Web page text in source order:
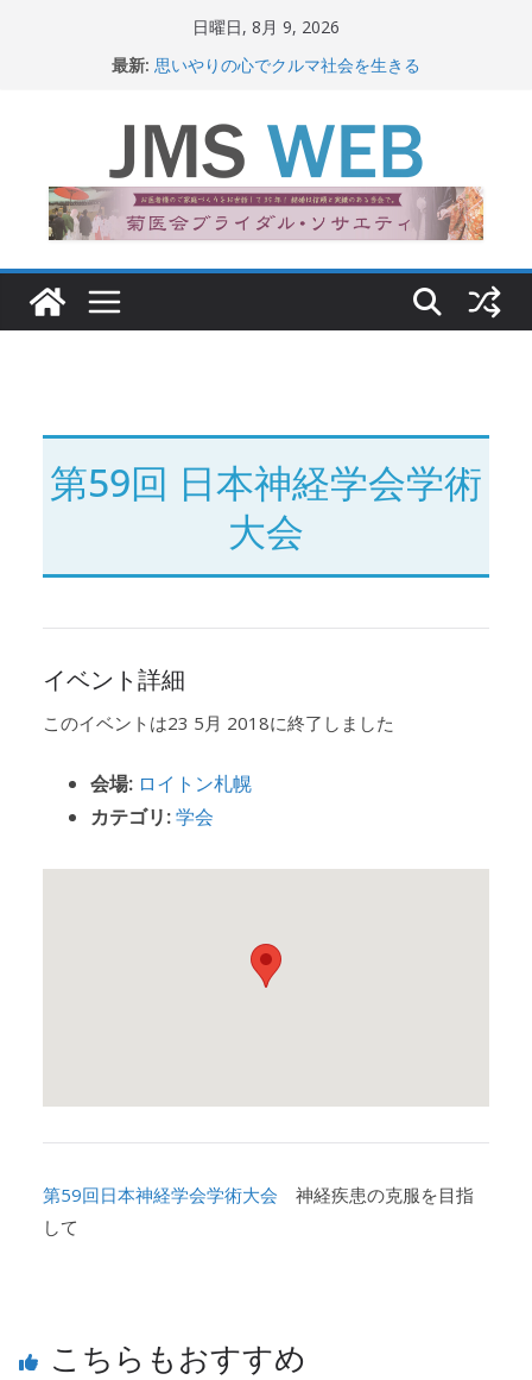
ッ
日曜日, 8月 9, 2026
最新: 思いやりの心でクルマ社会を生きる
関東大震災から100 年
新生ニッポン！
第59回 日本神経学会学術
大会
イベント詳細
このイベントは23 5月 2018に終了しました
会場: ロイトン札幌
カテゴリ:学会
第59回日本神経学会学術大会 神経疾患の克服を目指
して
こちらもおすすめ